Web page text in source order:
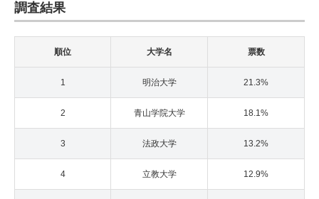
調査結果
順位 大学名 票数
1 明治大学 21.3%
2 青山学院大学 18.1%
3 法政大学 13.2%
4 立教大学 12.9%